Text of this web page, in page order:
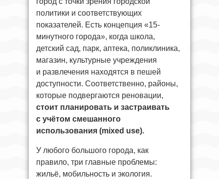
политики и соответствующих
показателей. Есть концепция «15-
минутного города», когда школа,
детский сад, парк, аптека, поликлиника,
магазин, культурные учреждения
и развлечения находятся в пешей
доступности. Соответственно, районы,
которые подвергаются реновации,
стоит планировать и застраивать
с учётом смешанного
использования (mixed use).
У любого большого города, как
правило, три главные проблемы:
жильё, мобильность и экология.